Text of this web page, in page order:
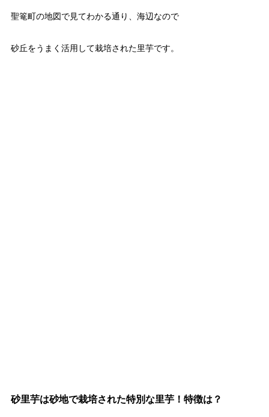
聖篭町の地図で見てわかる通り、海辺なので
砂丘をうまく活用して栽培された里芋です。
砂里芋は砂地で栽培された特別な里芋！特徴は？